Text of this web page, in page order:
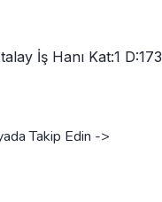
İş Hanı Kat:1 D:173
Takip Edin ->